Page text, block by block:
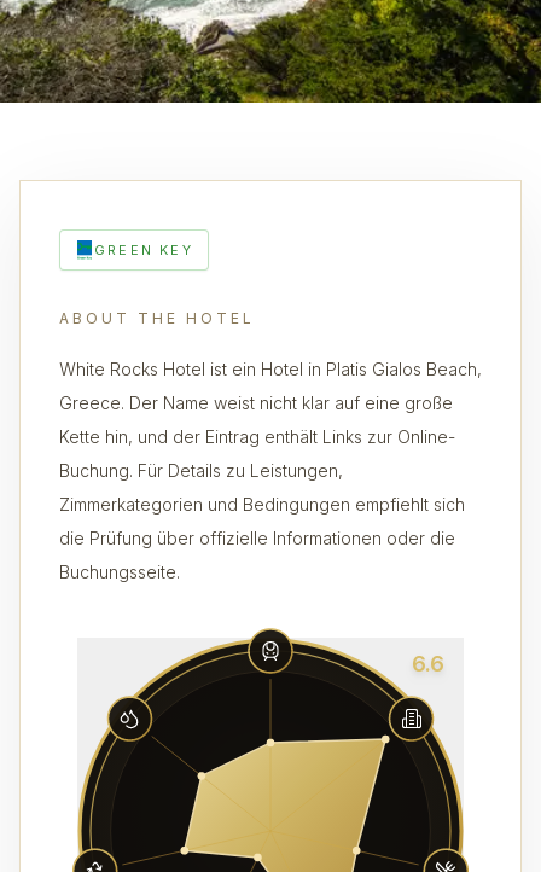
GREEN KEY
ABOUT THE HOTEL
White Rocks Hotel ist ein Hotel in Platis Gialos Beach,
Greece. Der Name weist nicht klar auf eine große
Kette hin, und der Eintrag enthält Links zur Online-
Buchung. Für Details zu Leistungen,
Zimmerkategorien und Bedingungen empfiehlt sich
die Prüfung über offizielle Informationen oder die
Buchungsseite.
6.6